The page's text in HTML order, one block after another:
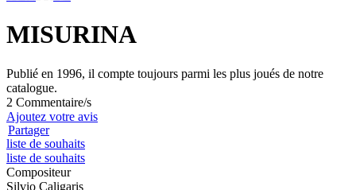
MISURINA
Publié en 1996, il compte toujours parmi les plus joués de notre
catalogue.
2 Commentaire/s
Ajoutez votre avis
Partager
liste de souhaits
liste de souhaits
Compositeur
Silvio Caligaris